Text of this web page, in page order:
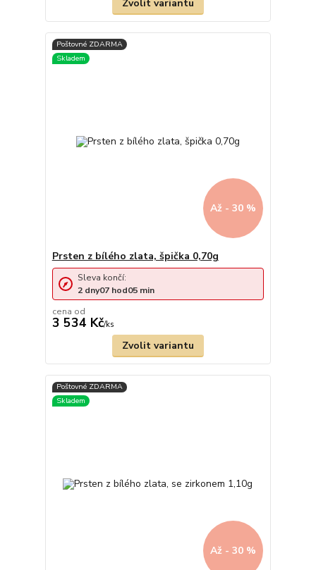
Zvolit variantu
Až - 30 %
Prsten z bílého zlata, špička 0,70g
cena od
3 534 Kč/ks
Sleva končí:
2 dny07 hod05 min
Zvolit variantu
Až - 30 %